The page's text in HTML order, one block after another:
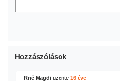
Hozzászólások
Rné Magdi üzente 16 éve